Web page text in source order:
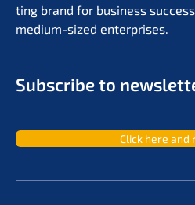
ting brand for business
medium-sized enterprises.
Subscri­be to
Click here and